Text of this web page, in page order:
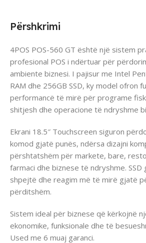
Përshkrimi
4POS POS-560 GT është një sistem
profesional POS i ndërtuar për
ambiente biznesi. I pajisur me Intel
RAM dhe 256GB SSD, ky model ofron
performancë të mirë për programe
shitjesh dhe operacione të ndryshme
Ekrani 18.5″ Touchscreen siguron
komod gjatë punës, ndërsa dizajni
përshtatshëm për markete, bare,
farmaci dhe biznese të ndryshme.
shpejtë dhe reagim më të mirë gjatë
përditshëm.
Sistem ideal për biznese që kërkojnë
ekonomike, funksionale dhe të
Used me 6 muaj garanci.